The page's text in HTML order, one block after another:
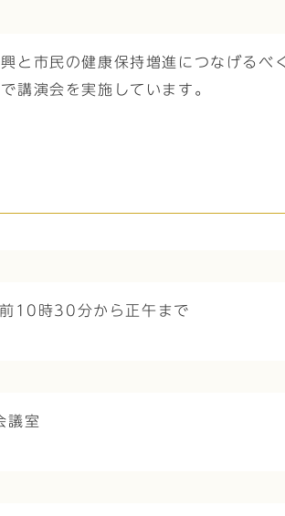
と市民の健康保持増進につなげる
講演会を実施しています。
10時30分から正午まで
室